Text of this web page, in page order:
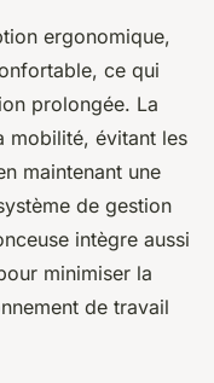
ergonomique,
ce qui
prolongée. La
mobilité, évitant les
maintenant une
de gestion
intègre aussi
minimiser la
de travail